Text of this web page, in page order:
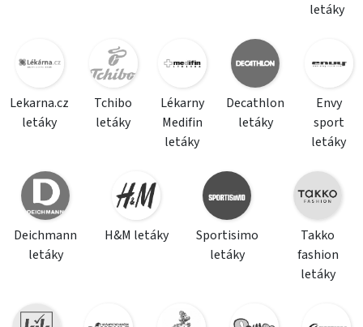
letáky
Lekarna.cz
letáky
Tchibo
letáky
Lékarny
Medifin
letáky
Decathlon
letáky
Envy
sport
letáky
Deichmann
letáky
H&M letáky
Sportisimo
letáky
Takko
fashion
letáky